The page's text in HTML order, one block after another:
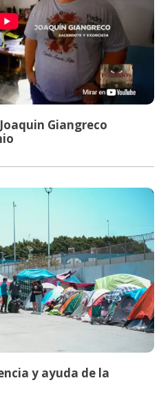
Giangreco
y ayuda de la